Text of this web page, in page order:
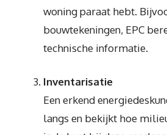
woning paraat hebt.
bouwtekeningen, EPC
technische informatie.
Inventarisatie
Een erkend
langs en bekijkt hoe